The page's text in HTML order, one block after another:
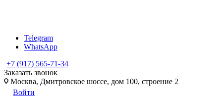
Telegram
WhatsApp
+7 (917) 565-71-34
Заказать звонок
Москва, Дмитровское шоссе, дом 100, строение 2
Войти